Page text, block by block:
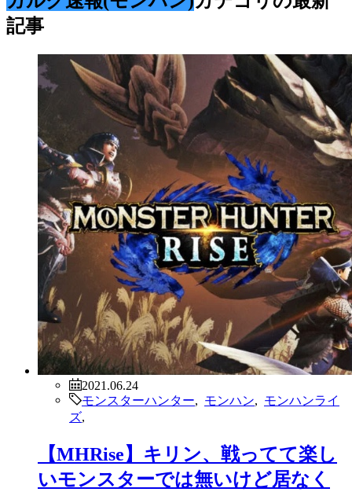
記事
2021.06.24
モンスターハンター
モンハン
モンハンライ
ズ
【MHRise】キリン、戦ってて楽し
いモンスターでは無いけど居なく